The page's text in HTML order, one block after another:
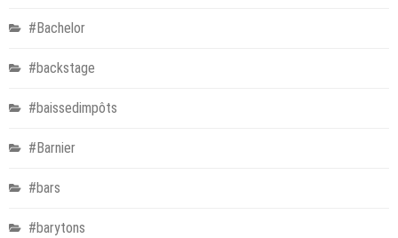
#Bachelor
#backstage
#baissedimpôts
#Barnier
#bars
#barytons